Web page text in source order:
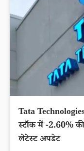
Tata
स्टॉक में -2.60%
लेटेस्ट अपडेट